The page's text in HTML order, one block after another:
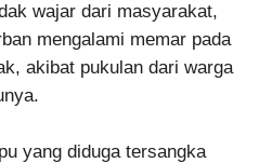
wajar dari masyarakat,
mengalami memar pada
akibat pukulan dari warga
yang diduga tersangka